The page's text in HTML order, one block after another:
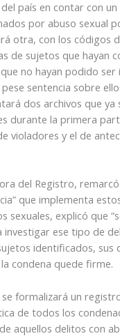
país en contar con
por abuso sexual
otra, con los códigos
de sujetos que hayan
no hayan podido ser
sentencia sobre
dos archivos que ya
durante la primera
violadores y el de
del Registro,
que implementa
sexuales, explicó que
ese tipo de
identificados, sus
condena quede firme.
formalizará un
de todos los
aquellos delitos con